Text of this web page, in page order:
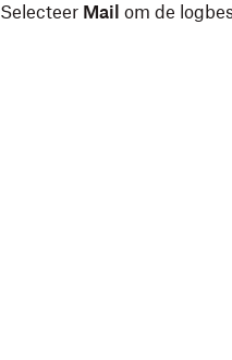
Sleep het bestand dat
Selecteer Mail om de